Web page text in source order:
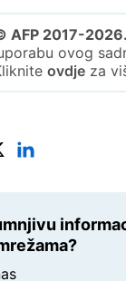
AFP 2017-2026.
ovog
ovdjeza